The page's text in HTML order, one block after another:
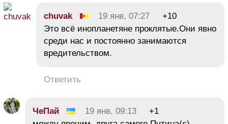
chuvak 19 янв, 07:27
+10
Это всё инопланетяне проклятые.Они явно
среди нас и постоянно занимаются
вредительством.
Ответить
ЧеПай 19 янв, 09:13
+1